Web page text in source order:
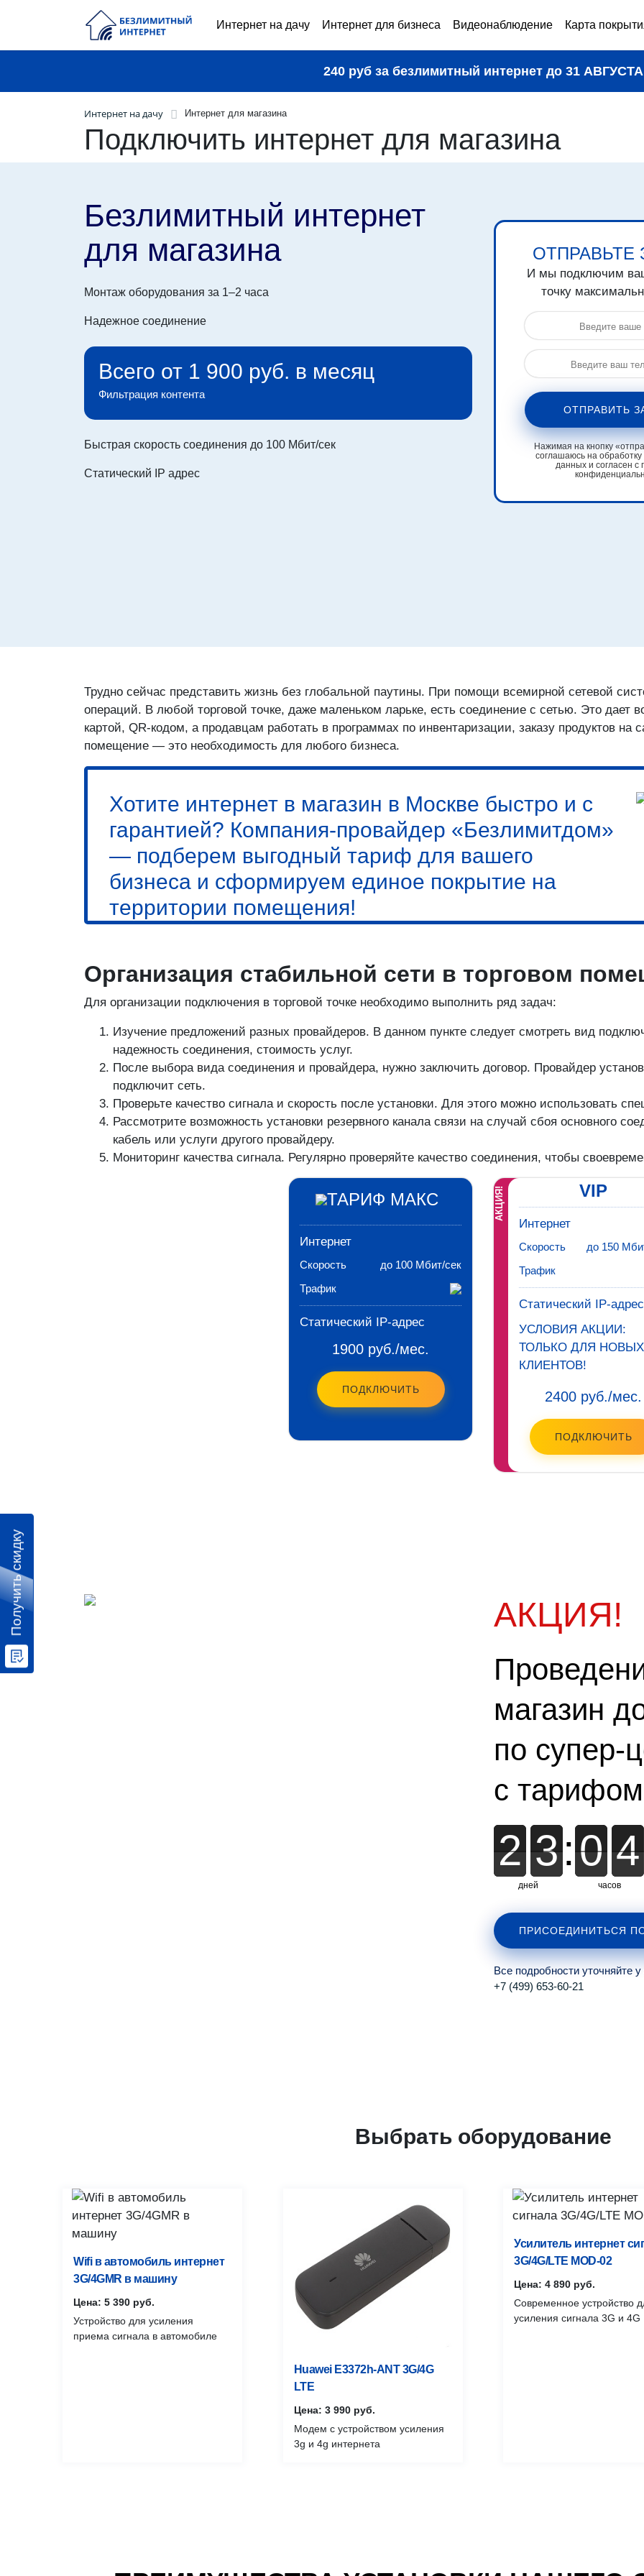
Интернет на дачу Интернет для бизнеса Видеонаблюдение Карта
240 руб за безлимитный интернет до 31 АВГУСТА
Интернет на дачу Интернет для магазина
Подключить интернет для магазина
Безлимитный интернет
для магазина
Монтаж оборудования за 1–2 часа
Надежное соединение
Всего от 1 900 руб. в месяц
Фильтрация контента
Быстрая скорость соединения до 100 Мбит/сек
Статический IP адрес
ОТПРАВЬТЕ
И мы подключим
точку
ОТПРАВИТЬ
Нажимая на кнопку
соглашаюсь на
данных и согласен с
Трудно сейчас представить жизнь без глобальной паутины. При помощи всемирной сетевой
операций. В любой торговой точке, даже маленьком ларьке, есть соединение с сетью. Это дает
картой, QR-кодом, а продавцам работать в программах по инвентаризации, заказу продуктов на
помещение — это необходимость для любого бизнеса.
Хотите интернет в магазин в Москве быстро и с
гарантией? Компания-провайдер «Безлимитдом»
— подберем выгодный тариф для вашего
бизнеса и сформируем единое покрытие на
территории помещения!
Организация стабильной сети в торговом
Для организации подключения в торговой точке необходимо выполнить ряд задач:
Изучение предложений разных провайдеров. В данном пункте следует смотреть вид
надежность соединения, стоимость услуг.
После выбора вида соединения и провайдера, нужно заключить договор. Провайдер
подключит сеть.
Проверьте качество сигнала и скорость после установки. Для этого можно использовать
Рассмотрите возможность установки резервного канала связи на случай сбоя основного
кабель или услуги другого провайдеру.
Мониторинг качества сигнала. Регулярно проверяйте качество соединения, чтобы
ТАРИФ МАКС
Интернет
Скорость
до 100 Мбит/сек
Трафик
Статический IP-адрес
1900 руб./мес.
ПОДКЛЮЧИТЬ
АКЦИЯ! VIP
Интернет
Скорость
до 150
Трафик
Статический IP-адрес
УСЛОВИЯ АКЦИИ:
ТОЛЬКО ДЛЯ НОВЫХ
КЛИЕНТОВ!
2400 руб./мес.
ПОДКЛЮЧИТЬ
АКЦИЯ!
магазин
по супер-
с
дней
2
2 3
3:
часов
0
0 4
4
ПРИСОЕДИНИТЬСЯ
Все подробности уточняйте
+7 (499) 653-60-21
Выбрать оборудование
Wifi в автомобиль интернет
3G/4GMR в машину
Цена: 5 390 руб.
Устройство для усиления
приема сигнала в автомобиле
Huawei E3372h-ANT 3G/4G
LTE
Цена: 3 990 руб.
Модем с устройством усиления
3g и 4g интернета
Усилитель интернет
3G/4G/LTE MOD-02
Цена: 4 890 руб.
Современное устройство
усиления сигнала 3G и 4G
Получить скидку